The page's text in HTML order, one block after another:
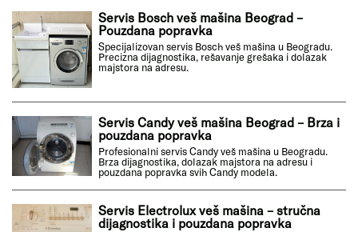
Servis Bosch veš mašina Beograd –
Pouzdana popravka
Specijalizovan servis Bosch veš mašina u Beogradu.
Precizna dijagnostika, rešavanje grešaka i dolazak
majstora na adresu.
Servis Candy veš mašina Beograd – Brza i
pouzdana popravka
Profesionalni servis Candy veš mašina u Beogradu.
Brza dijagnostika, dolazak majstora na adresu i
pouzdana popravka svih Candy modela.
Servis Electrolux veš mašina – stručna
dijagnostika i pouzdana popravka